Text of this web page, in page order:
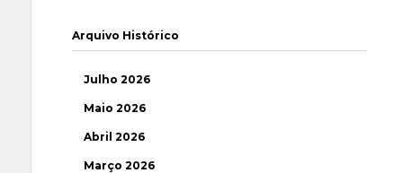
Arquivo Histórico
Julho 2026
Maio 2026
Abril 2026
Março 2026